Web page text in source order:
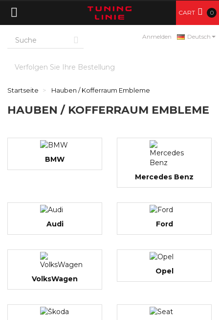
Anmelden Deutsch
CART 0
Verfolgen Sie Ihre Bestellung
Startseite Hauben / Kofferraum Embleme
HAUBEN / KOFFERRAUM EMBLEME
BMW
Mercedes Benz
Audi Ford
VolksWagen
Opel